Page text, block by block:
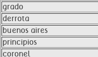
grado
derrota
buenos aires
principios
coronel